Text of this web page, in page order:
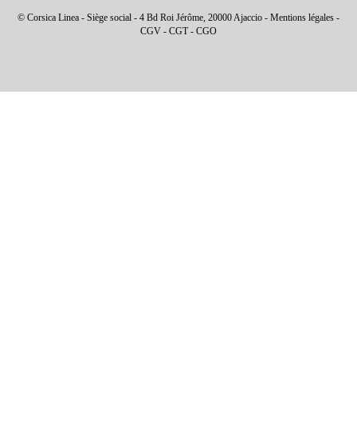
© Corsica Linea - Siège social - 4 Bd Roi Jérôme, 20000 Ajaccio - Mentions légales -
CGV - CGT- CGO